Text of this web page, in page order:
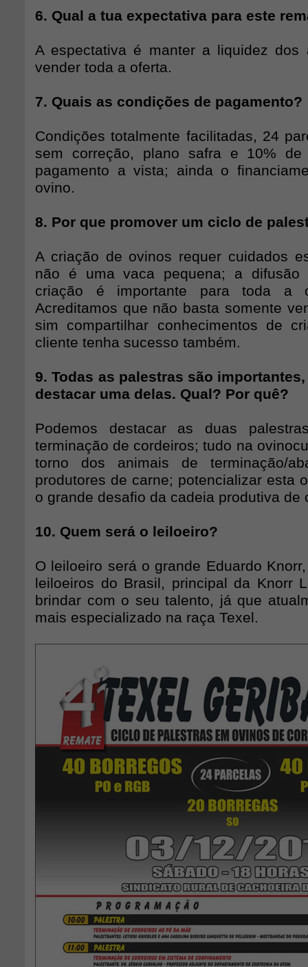
6. Qual a tua expectativa para este
A espectativa é manter a liquidez dos
vender toda a oferta.
7. Quais as condições de pagamento?
Condições totalmente facilitadas, 24
sem correção, plano safra e 10%
pagamento a vista; ainda o
ovino.
8. Por que promover um ciclo de
A criação de ovinos requer cuidados
não é uma vaca pequena; a difusão
criação é importante para toda a
Acreditamos que não basta somente
sim compartilhar conhecimentos de
cliente tenha sucesso também.
9. Todas as palestras são
destacar uma delas. Qual? Por quê?
Podemos destacar as duas
terminação de cordeiros; tudo na
torno dos animais de terminação/
produtores de carne; potencializar esta
o grande desafio da cadeia produtiva de
10. Quem será o leiloeiro?
O leiloeiro será o grande Eduardo
leiloeiros do Brasil, principal da Knorr
brindar com o seu talento, já que
mais especializado na raça Texel.